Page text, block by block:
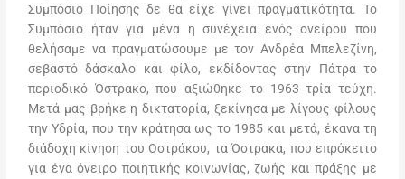
Συμπόσιο Ποίησης δε θα είχε γίνει πραγματικότητα. Το
Συμπόσιο ήταν για μένα η συνέχεια ενός ονείρου που
θελήσαμε να πραγματώσουμε με τον Ανδρέα Μπελεζίνη,
σεβαστό δάσκαλο και φίλο, εκδίδοντας στην Πάτρα το
περιοδικό Όστρακο, που αξιώθηκε το 1963 τρία τεύχη.
Μετά μας βρήκε η δικτατορία, ξεκίνησα με λίγους φίλους
την Υδρία, που την κράτησα ως το 1985 και μετά, έκανα τη
διάδοχη κίνηση του Οστράκου, τα Όστρακα, που επρόκειτο
για ένα όνειρο ποιητικής κοινωνίας, ζωής και πράξης με